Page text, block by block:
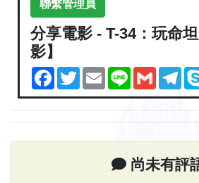
聯繫管理員
分享電影 - T-34：玩命
影】
Facebook
TwitterEmailLine Gmail
尚未有評